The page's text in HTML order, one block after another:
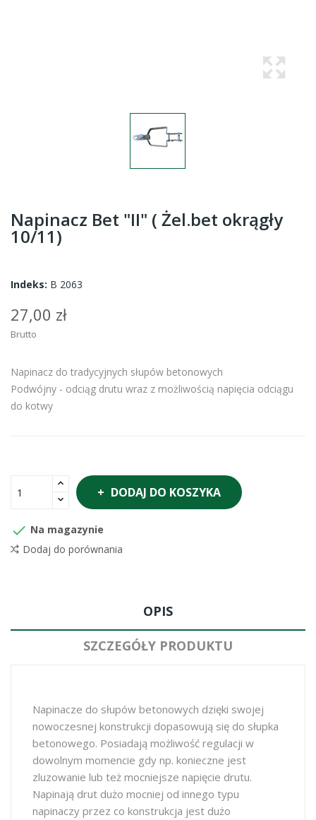
Napinacz Bet "II" ( Żel.bet okrągły
10/11)
Indeks: B 2063
27,00 zł
Brutto
Napinacz do tradycyjnych słupów betonowych
Podwójny - odciąg drutu wraz z możliwością napięcia odciągu
do kotwy
DODAJ DO KOSZYKA
 Na magazynie
Dodaj do porównania
OPIS
SZCZEGÓŁY PRODUKTU
Napinacze do słupów betonowych dzięki swojej
nowoczesnej konstrukcji dopasowują się do słupka
betonowego. Posiadają możliwość regulacji w
dowolnym momencie gdy np. konieczne jest
zluzowanie lub też mocniejsze napięcie drutu.
Napinają drut dużo mocniej od innego typu
napinaczy przez co konstrukcja jest dużo